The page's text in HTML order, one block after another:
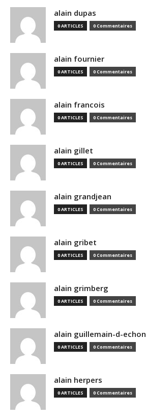
alain dupas
0 ARTICLES 0 Commentaires
alain fournier
0 ARTICLES 0 Commentaires
alain francois
0 ARTICLES 0 Commentaires
alain gillet
0 ARTICLES 0 Commentaires
alain grandjean
0 ARTICLES 0 Commentaires
alain gribet
0 ARTICLES 0 Commentaires
alain grimberg
0 ARTICLES 0 Commentaires
alain guillemain-d-echon
0 ARTICLES 0 Commentaires
alain herpers
0 ARTICLES 0 Commentaires